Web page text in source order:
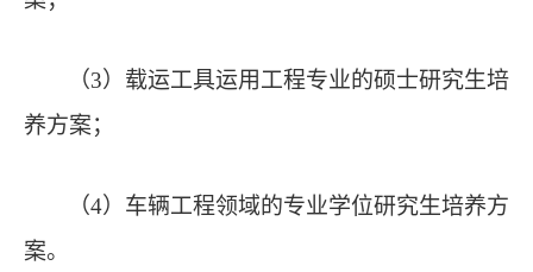
（3）载运工具运用工程专业的硕士研究生培
养方案；
（4）车辆工程领域的专业学位研究生培养方
案。